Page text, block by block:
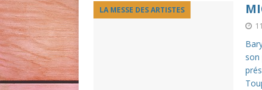
LA MESSE DES ARTISTES
son